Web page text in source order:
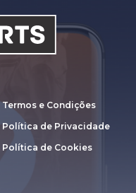
Termos e Condições
Política de Privacidade
Política de Cookies